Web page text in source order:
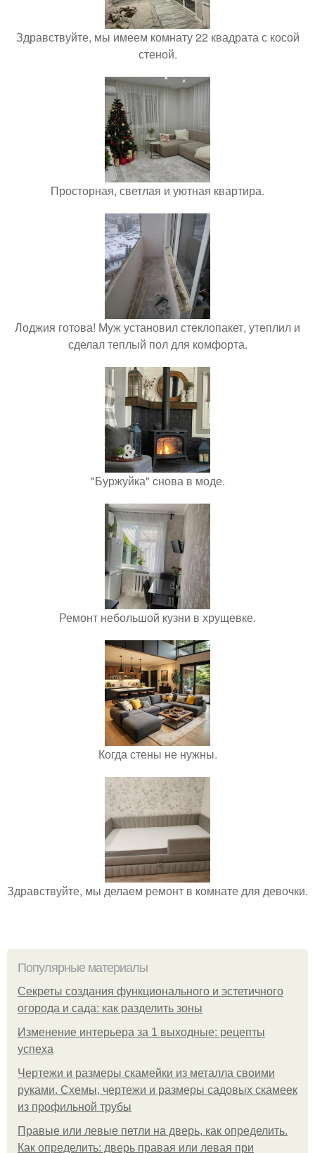
Здравствуйте, мы имеем комнату 22 квадрата с косой
стеной.
Просторная, светлая и уютная квартира.
Лоджия готова! Муж установил стеклопакет, утеплил и
сделал теплый пол для комфорта.
"Буржуйка" cнова в моде.
Ремонт небольшой кузни в хрущевке.
Когда стены не нужны.
Здравствуйте, мы делаем ремонт в комнате для девочки.
Популярные материалы
Секреты создания функционального и эстетичного
огорода и сада: как разделить зоны
Изменение интерьера за 1 выходные: рецепты
успеха
Чертежи и размеры скамейки из металла своими
руками. Схемы, чертежи и размеры садовых скамеек
из профильной трубы
Правые или левые петли на дверь, как определить.
Как определить: дверь правая или левая при